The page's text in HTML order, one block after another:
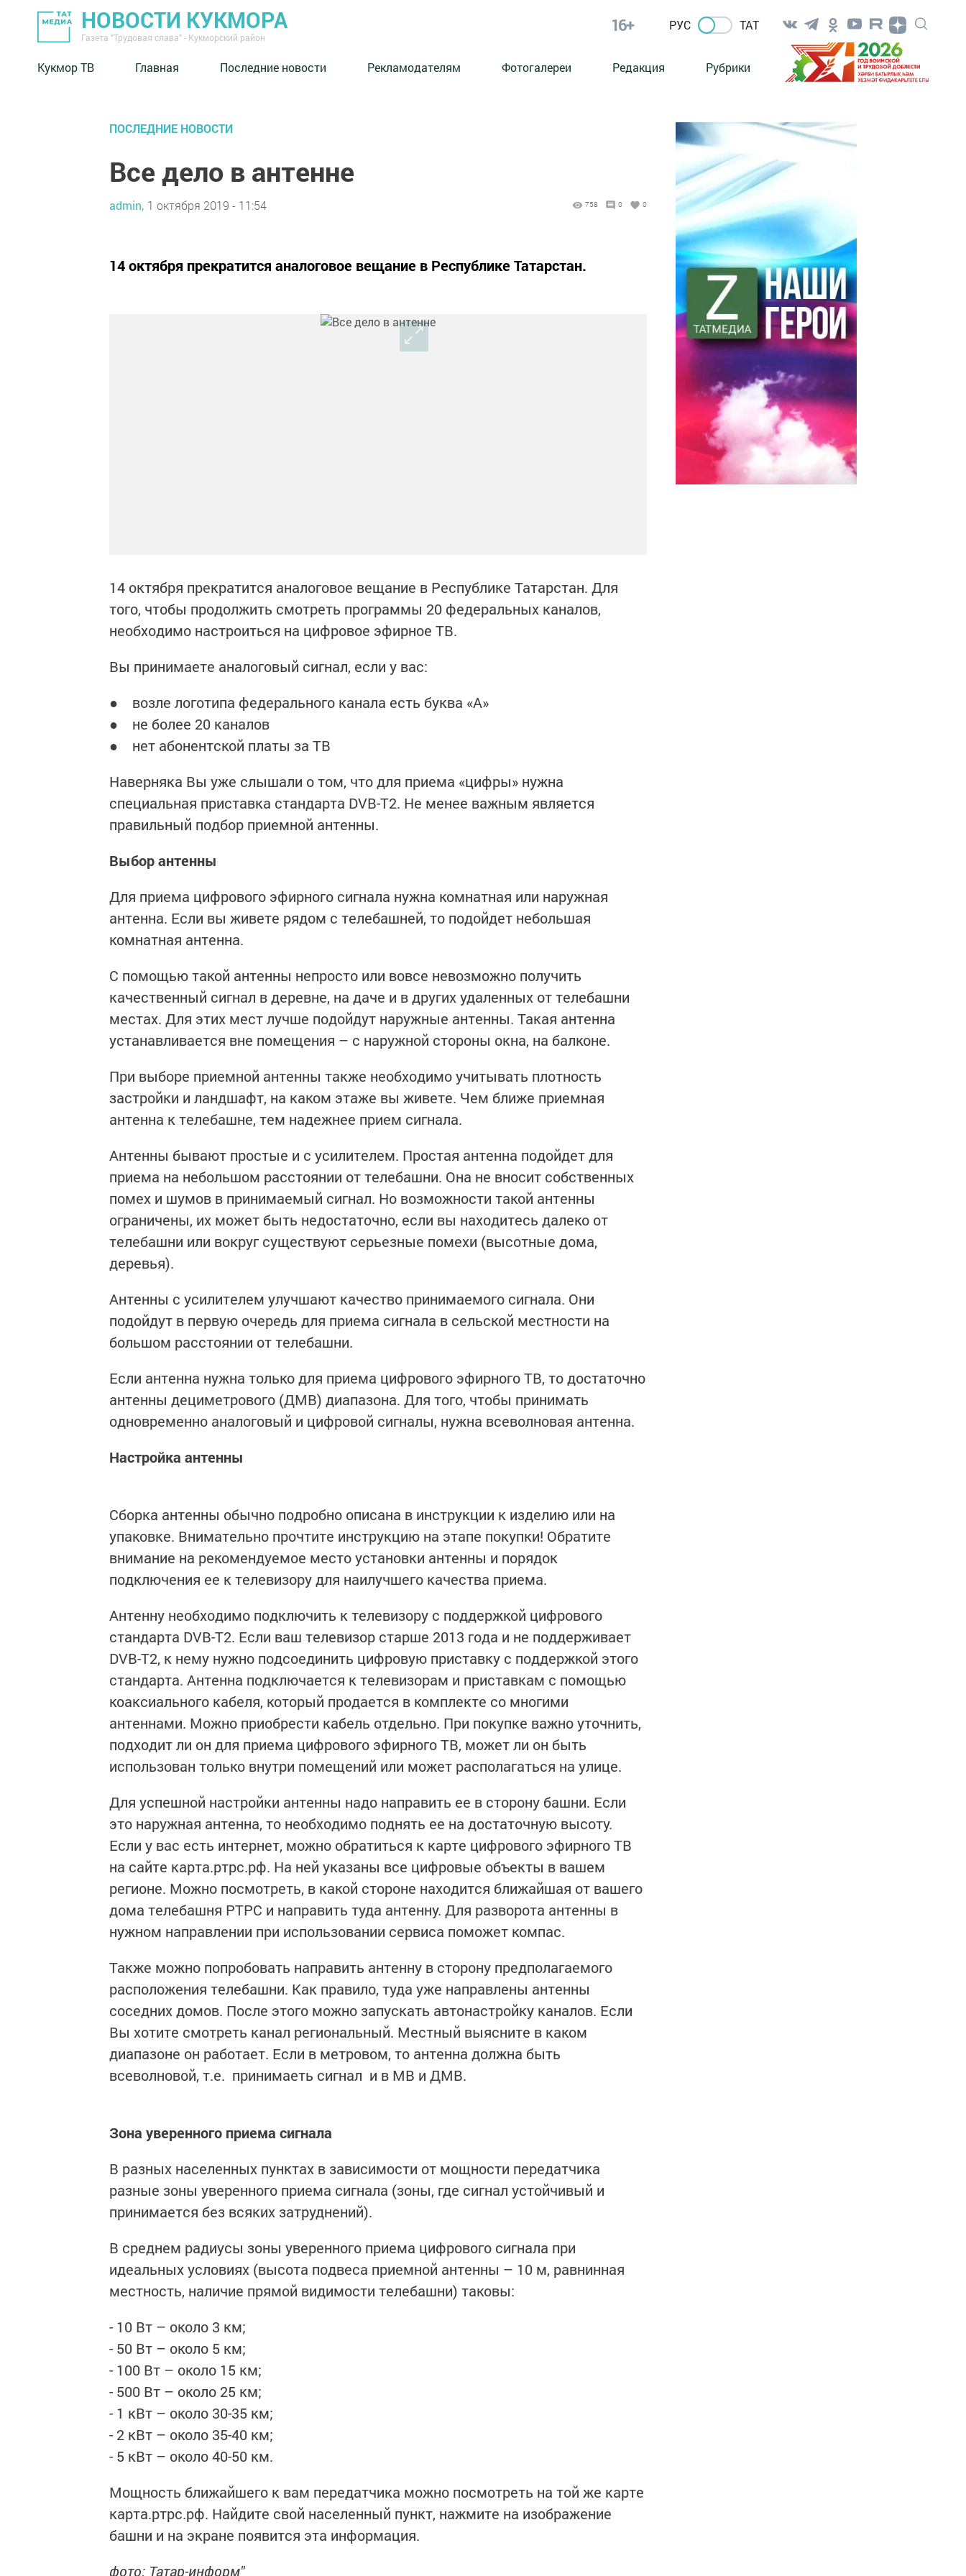
НОВОСТИ КУКМОРА
Газета "Трудовая слава" - Кукморский район
16+ РУС ТАТ
Кукмор ТВ Главная Последние новости Рекламодателям Фотогалереи Редакция Рубрики
ПОСЛЕДНИЕ НОВОСТИ
Все дело в антенне
admin, 1 октября 2019 - 11:54 758 0 0
14 октября прекратится аналоговое вещание в Республике Татарстан.
14 октября прекратится аналоговое вещание в Республике Татарстан. Для
того, чтобы продолжить смотреть программы 20 федеральных каналов,
необходимо настроиться на цифровое эфирное ТВ.
Вы принимаете аналоговый сигнал, если у вас:
● возле логотипа федерального канала есть буква «А»
● не более 20 каналов
● нет абонентской платы за ТВ
Наверняка Вы уже слышали о том, что для приема «цифры» нужна
специальная приставка стандарта DVB-T2. Не менее важным является
правильный подбор приемной антенны.
Выбор антенны
Для приема цифрового эфирного сигнала нужна комнатная или наружная
антенна. Если вы живете рядом с телебашней, то подойдет небольшая
комнатная антенна.
С помощью такой антенны непросто или вовсе невозможно получить
качественный сигнал в деревне, на даче и в других удаленных от телебашни
местах. Для этих мест лучше подойдут наружные антенны. Такая антенна
устанавливается вне помещения – с наружной стороны окна, на балконе.
При выборе приемной антенны также необходимо учитывать плотность
застройки и ландшафт, на каком этаже вы живете. Чем ближе приемная
антенна к телебашне, тем надежнее прием сигнала.
Антенны бывают простые и с усилителем. Простая антенна подойдет для
приема на небольшом расстоянии от телебашни. Она не вносит собственных
помех и шумов в принимаемый сигнал. Но возможности такой антенны
ограничены, их может быть недостаточно, если вы находитесь далеко от
телебашни или вокруг существуют серьезные помехи (высотные дома,
деревья).
Антенны с усилителем улучшают качество принимаемого сигнала. Они
подойдут в первую очередь для приема сигнала в сельской местности на
большом расстоянии от телебашни.
Если антенна нужна только для приема цифрового эфирного ТВ, то достаточно
антенны дециметрового (ДМВ) диапазона. Для того, чтобы принимать
одновременно аналоговый и цифровой сигналы, нужна всеволновая антенна.
Настройка антенны
Сборка антенны обычно подробно описана в инструкции к изделию или на
упаковке. Внимательно прочтите инструкцию на этапе покупки! Обратите
внимание на рекомендуемое место установки антенны и порядок
подключения ее к телевизору для наилучшего качества приема.
Антенну необходимо подключить к телевизору с поддержкой цифрового
стандарта DVB-T2. Если ваш телевизор старше 2013 года и не поддерживает
DVB-T2, к нему нужно подсоединить цифровую приставку с поддержкой этого
стандарта. Антенна подключается к телевизорам и приставкам с помощью
коаксиального кабеля, который продается в комплекте со многими
антеннами. Можно приобрести кабель отдельно. При покупке важно уточнить,
подходит ли он для приема цифрового эфирного ТВ, может ли он быть
использован только внутри помещений или может располагаться на улице.
Для успешной настройки антенны надо направить ее в сторону башни. Если
это наружная антенна, то необходимо поднять ее на достаточную высоту.
Если у вас есть интернет, можно обратиться к карте цифрового эфирного ТВ
на сайте карта.ртрс.рф. На ней указаны все цифровые объекты в вашем
регионе. Можно посмотреть, в какой стороне находится ближайшая от вашего
дома телебашня РТРС и направить туда антенну. Для разворота антенны в
нужном направлении при использовании сервиса поможет компас.
Также можно попробовать направить антенну в сторону предполагаемого
расположения телебашни. Как правило, туда уже направлены антенны
соседних домов. После этого можно запускать автонастройку каналов. Если
Вы хотите смотреть канал региональный. Местный выясните в каком
диапазоне он работает. Если в метровом, то антенна должна быть
всеволновой, т.е. принимаеть сигнал и в МВ и ДМВ.
Зона уверенного приема сигнала
В разных населенных пунктах в зависимости от мощности передатчика
разные зоны уверенного приема сигнала (зоны, где сигнал устойчивый и
принимается без всяких затруднений).
В среднем радиусы зоны уверенного приема цифрового сигнала при
идеальных условиях (высота подвеса приемной антенны – 10 м, равнинная
местность, наличие прямой видимости телебашни) таковы:
- 10 Вт – около 3 км;
- 50 Вт – около 5 км;
- 100 Вт – около 15 км;
- 500 Вт – около 25 км;
- 1 кВт – около 30-35 км;
- 2 кВт – около 35-40 км;
- 5 кВт – около 40-50 км.
Мощность ближайшего к вам передатчика можно посмотреть на той же карте
карта.ртрс.рф. Найдите свой населенный пункт, нажмите на изображение
башни и на экране появится эта информация.
фото: Татар-информ"